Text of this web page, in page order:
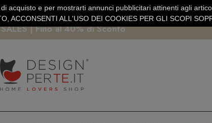
SICURO PAYPAL · CARTA DI CREDITO SERVIZIO
SALES | Fino al 40% di Sconto
acquisto e per mostrarti annunci pubblicitari attinenti agli
ACCONSENTI ALL'USO DEI COOKIES PER GLI SCOPI